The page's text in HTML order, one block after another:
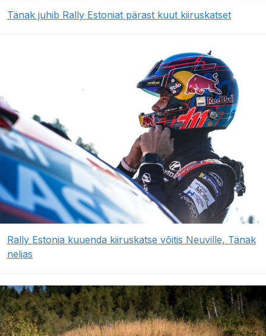
Tänak juhib Rally Estoniat pärast kuut kiiruskatset
Rally Estonia kuuenda kiiruskatse võitis Neuville, Tänak
neljas